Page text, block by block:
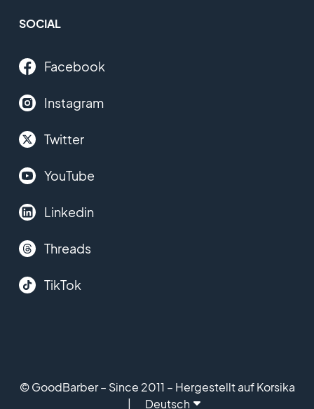
SOCIAL
Facebook
Instagram
Twitter
YouTube
Linkedin
Threads
TikTok
© GoodBarber – Since 2011 – Hergestellt auf Korsika
Deutsch